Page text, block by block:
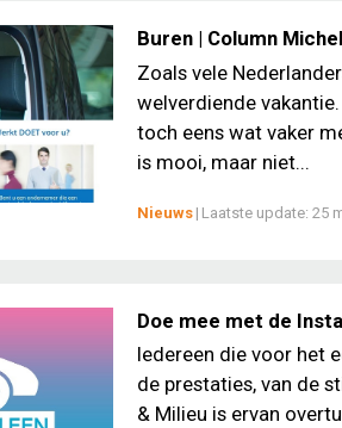
Buren | Column
Zoals vele
welverdiende
toch eens wat vaker
is mooi, maar niet...
Nieuws | Laatste update: 25
Doe mee met de
Iedereen die voor het
de prestaties, van de
& Milieu is ervan